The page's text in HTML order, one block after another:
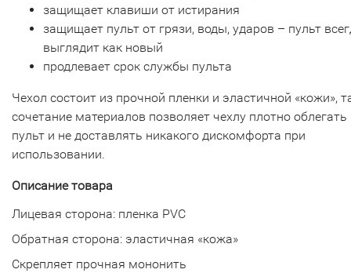
защищает клавиши от истирания
защищает пульт от грязи, воды, ударов – пульт
выглядит как новый
продлевает срок службы пульта
Чехол состоит из прочной пленки и эластичной «кожи»,
сочетание материалов позволяет чехлу плотно облегать
пульт и не доставлять никакого дискомфорта при
использовании.
Описание товара
Лицевая сторона: пленка PVC
Обратная сторона: эластичная «кожа»
Скрепляет прочная мононить